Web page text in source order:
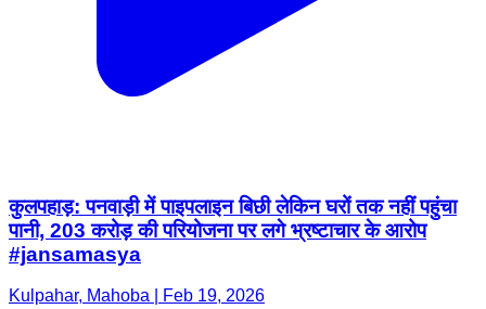
कुलपहाड़: पनवाड़ी में पाइपलाइन बिछी लेकिन घरों तक नहीं पहुंचा
पानी, 203 करोड़ की परियोजना पर लगे भ्रष्टाचार के आरोप
#jansamasya
Kulpahar, Mahoba | Feb 19, 2026